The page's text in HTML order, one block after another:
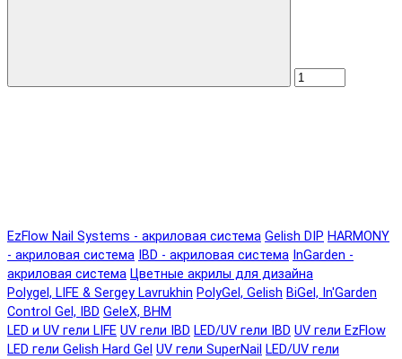
EzFlow Nail Systems - акриловая система Gelish DIP HARMONY
- акриловая система IBD - акриловая система InGarden -
акриловая система Цветные акрилы для дизайна
Polygel, LIFE & Sergey Lavrukhin PolyGel, Gelish BiGel, In'Garden
Control Gel, IBD GeleX, BHM
LED и UV гели LIFE UV гели IBD LED/UV гели IBD UV гели EzFlow
LED гели Gelish Hard Gel UV гели SuperNail LED/UV гели